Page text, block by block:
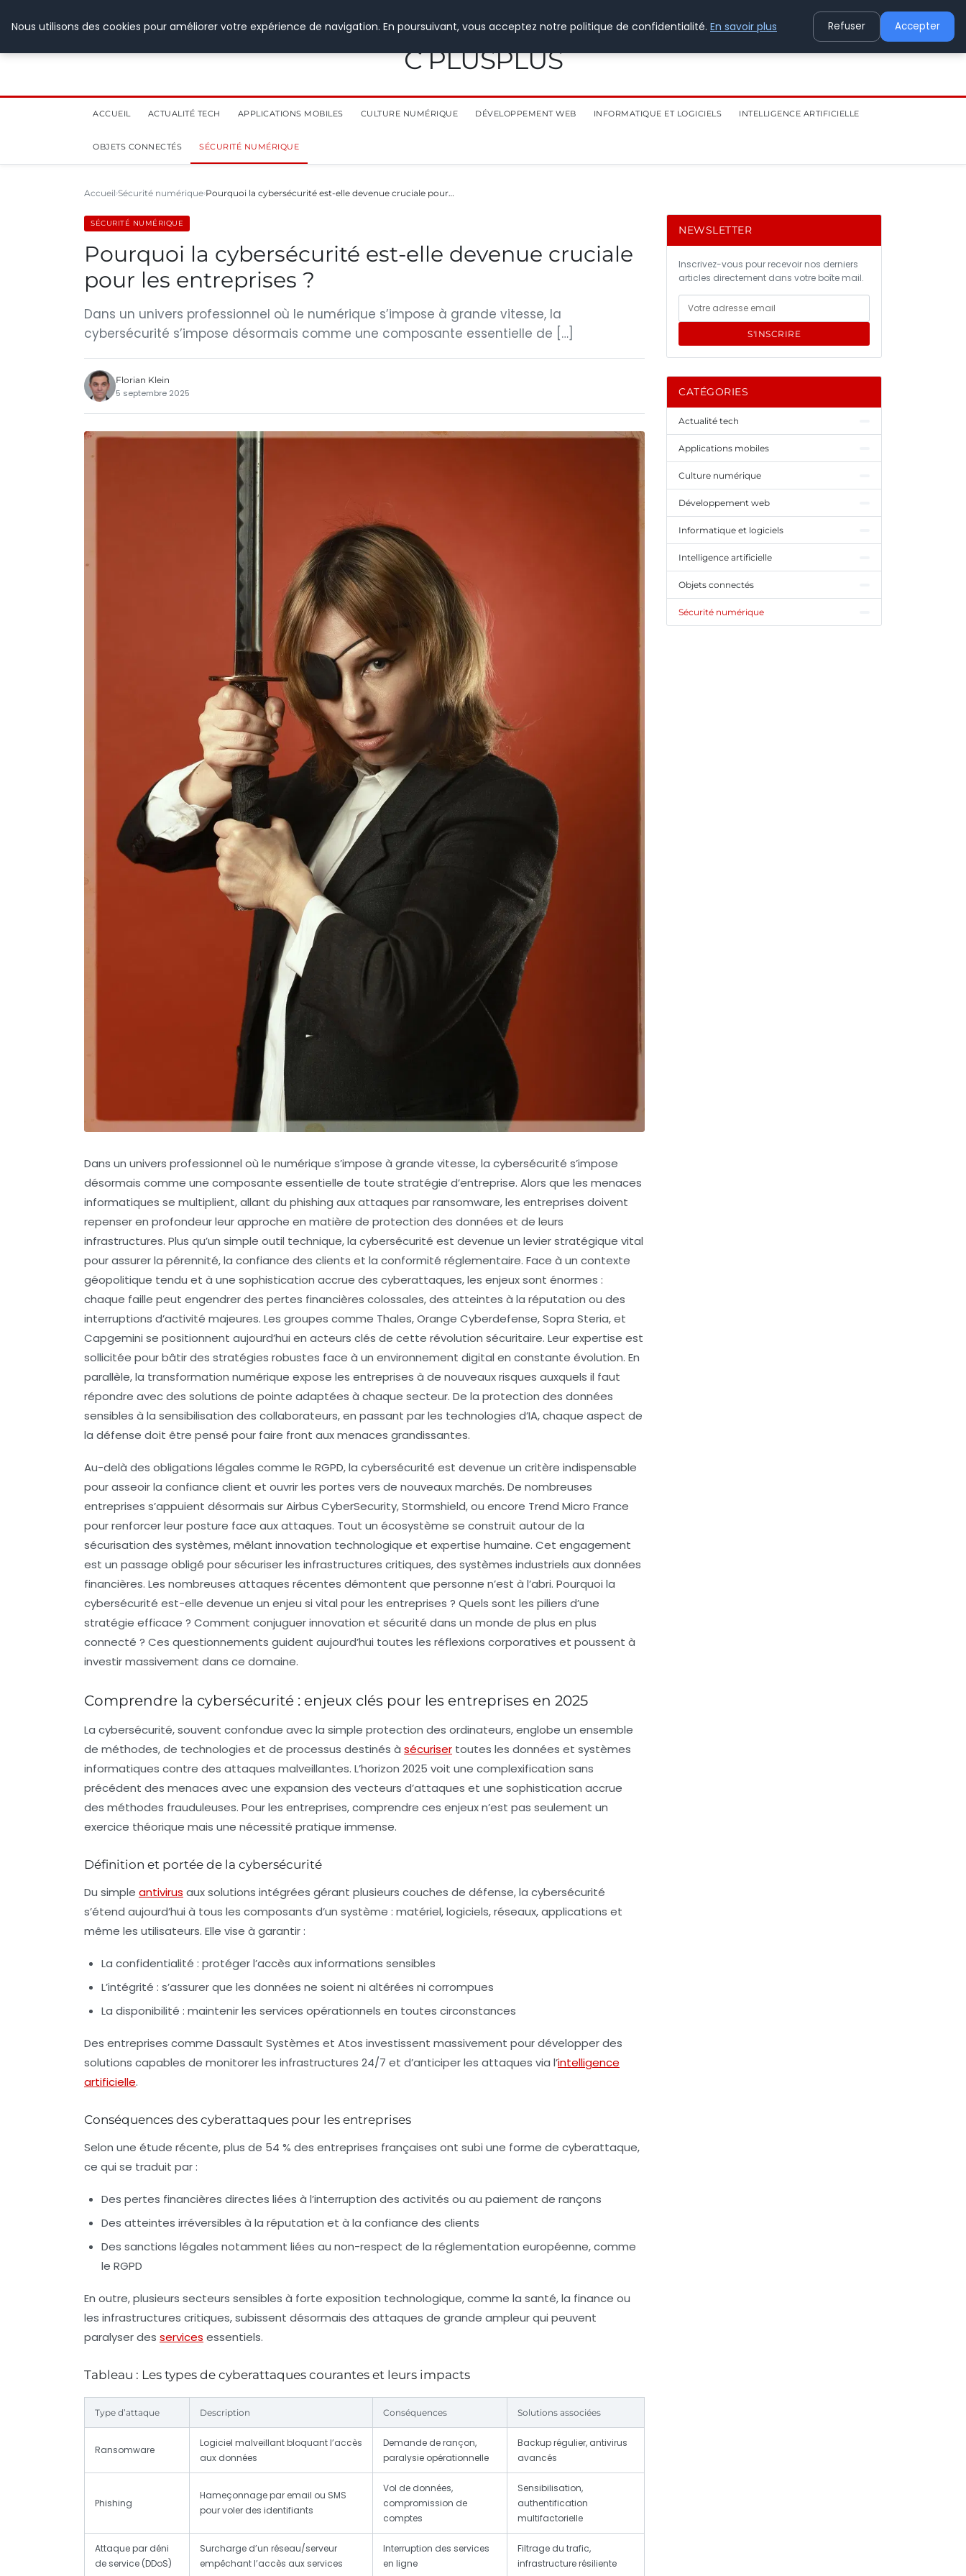
C PLUSPLUS
ACCUEIL ACTUALITÉ TECH APPLICATIONS MOBILES CULTURE NUMÉRIQUE DÉVELOPPEMENT WEB INFORMATIQUE ET LOGICIELS INTELLIGENCE ARTIFICIELLE
OBJETS CONNECTÉS SÉCURITÉ NUMÉRIQUE
Accueil Sécurité numérique Pourquoi la cybersécurité est-elle devenue cruciale pour…
SÉCURITÉ NUMÉRIQUE
Pourquoi la cybersécurité est-elle devenue cruciale
pour les entreprises ?
Dans un univers professionnel où le numérique s’impose à grande vitesse, la
cybersécurité s’impose désormais comme une composante essentielle de […]
Florian Klein
5 septembre 2025
Dans un univers professionnel où le numérique s’impose à grande vitesse, la cybersécurité s’impose
désormais comme une composante essentielle de toute stratégie d’entreprise. Alors que les menaces
informatiques se multiplient, allant du phishing aux attaques par ransomware, les entreprises doivent
repenser en profondeur leur approche en matière de protection des données et de leurs
infrastructures. Plus qu’un simple outil technique, la cybersécurité est devenue un levier stratégique vital
pour assurer la pérennité, la confiance des clients et la conformité réglementaire. Face à un contexte
géopolitique tendu et à une sophistication accrue des cyberattaques, les enjeux sont énormes :
chaque faille peut engendrer des pertes financières colossales, des atteintes à la réputation ou des
interruptions d’activité majeures. Les groupes comme Thales, Orange Cyberdefense, Sopra Steria, et
Capgemini se positionnent aujourd’hui en acteurs clés de cette révolution sécuritaire. Leur expertise est
sollicitée pour bâtir des stratégies robustes face à un environnement digital en constante évolution. En
parallèle, la transformation numérique expose les entreprises à de nouveaux risques auxquels il faut
répondre avec des solutions de pointe adaptées à chaque secteur. De la protection des données
sensibles à la sensibilisation des collaborateurs, en passant par les technologies d’IA, chaque aspect de
la défense doit être pensé pour faire front aux menaces grandissantes.
Au-delà des obligations légales comme le RGPD, la cybersécurité est devenue un critère indispensable
pour asseoir la confiance client et ouvrir les portes vers de nouveaux marchés. De nombreuses
entreprises s’appuient désormais sur Airbus CyberSecurity, Stormshield, ou encore Trend Micro France
pour renforcer leur posture face aux attaques. Tout un écosystème se construit autour de la
sécurisation des systèmes, mêlant innovation technologique et expertise humaine. Cet engagement
est un passage obligé pour sécuriser les infrastructures critiques, des systèmes industriels aux données
financières. Les nombreuses attaques récentes démontent que personne n’est à l’abri. Pourquoi la
cybersécurité est-elle devenue un enjeu si vital pour les entreprises ? Quels sont les piliers d’une
stratégie efficace ? Comment conjuguer innovation et sécurité dans un monde de plus en plus
connecté ? Ces questionnements guident aujourd’hui toutes les réflexions corporatives et poussent à
investir massivement dans ce domaine.
Comprendre la cybersécurité : enjeux clés pour les entreprises en 2025
La cybersécurité, souvent confondue avec la simple protection des ordinateurs, englobe un ensemble
de méthodes, de technologies et de processus destinés à sécuriser toutes les données et systèmes
informatiques contre des attaques malveillantes. L’horizon 2025 voit une complexification sans
précédent des menaces avec une expansion des vecteurs d’attaques et une sophistication accrue
des méthodes frauduleuses. Pour les entreprises, comprendre ces enjeux n’est pas seulement un
exercice théorique mais une nécessité pratique immense.
Définition et portée de la cybersécurité
Du simple antivirus aux solutions intégrées gérant plusieurs couches de défense, la cybersécurité
s’étend aujourd’hui à tous les composants d’un système : matériel, logiciels, réseaux, applications et
même les utilisateurs. Elle vise à garantir :
La confidentialité : protéger l’accès aux informations sensibles
L’intégrité : s’assurer que les données ne soient ni altérées ni corrompues
La disponibilité : maintenir les services opérationnels en toutes circonstances
Des entreprises comme Dassault Systèmes et Atos investissent massivement pour développer des
solutions capables de monitorer les infrastructures 24/7 et d’anticiper les attaques via l’intelligence
artificielle.
Conséquences des cyberattaques pour les entreprises
Selon une étude récente, plus de 54 % des entreprises françaises ont subi une forme de cyberattaque,
ce qui se traduit par :
Des pertes financières directes liées à l’interruption des activités ou au paiement de rançons
Des atteintes irréversibles à la réputation et à la confiance des clients
Des sanctions légales notamment liées au non-respect de la réglementation européenne, comme
le RGPD
En outre, plusieurs secteurs sensibles à forte exposition technologique, comme la santé, la finance ou
les infrastructures critiques, subissent désormais des attaques de grande ampleur qui peuvent
paralyser des services essentiels.
Tableau : Les types de cyberattaques courantes et leurs impacts
Type d’attaque Description Conséquences Solutions associées
Ransomware
Logiciel malveillant bloquant l’accès
aux données
Demande de rançon,
paralysie opérationnelle
Backup régulier, antivirus
avancés
Phishing
Hameçonnage par email ou SMS
pour voler des identifiants
Vol de données,
compromission de
comptes
Sensibilisation,
authentification
multifactorielle
Attaque par déni
de service (DDoS)
Surcharge d’un réseau/serveur
empêchant l’accès aux services
Interruption des services
en ligne
Filtrage du trafic,
infrastructure résiliente
NEWSLETTER
Inscrivez-vous pour recevoir nos derniers
articles directement dans votre boîte mail.
S'INSCRIRE
CATÉGORIES
Actualité tech
Applications mobiles
Culture numérique
Développement web
Informatique et logiciels
Intelligence artificielle
Objets connectés
Sécurité numérique
Nous utilisons des cookies pour améliorer votre expérience de navigation. En poursuivant, vous acceptez notre politique de confidentialité. En savoir plus Refuser Accepter